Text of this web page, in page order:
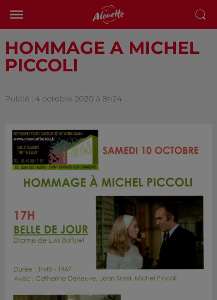
HOMMAGE A MICHEL
PICCOLI
Publié : 4 octobre 2020 à 8h24